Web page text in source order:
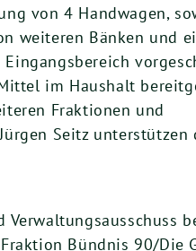
von 4 Handwagen,
weiteren Bänken und
im Haushalt
Fraktionen und
Seitz unterstützen
Verwaltungsausschuss
Bündnis 90/Die